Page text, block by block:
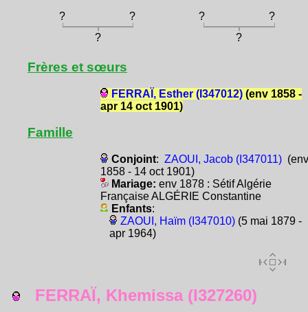
? ? ?
?
?
?
Frères et sœurs
FERRAÏ, Esther (I347012)(env 1858 -
apr 14 oct 1901)
Famille
Conjoint: ZAOUI, Jacob (I347011)(env
1858 - 14 oct 1901)
Mariage: env 1878 : Sétif Algérie
Française ALGÉRIE Constantine
Enfants:
ZAOUI, Haïm (I347010)(5 mai 1879 -
apr 1964)
FERRAÏ, Khemissa (I327260)